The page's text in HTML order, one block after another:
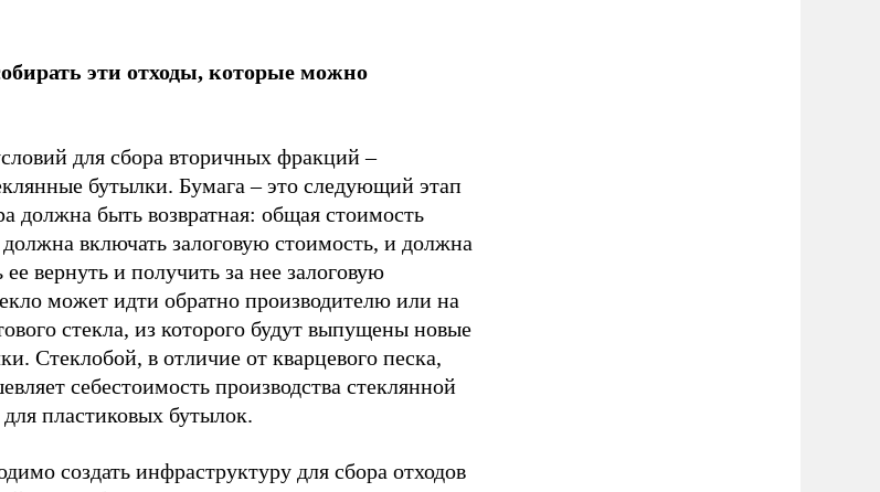
эти отходы, которые можно
для сбора вторичных фракций –
бутылки. Бумага – это следующий этап
должна быть возвратная: общая стоимость
должна включать залоговую стоимость, и должна
вернуть и получить за нее залоговую
может идти обратно производителю или на
стекла, из которого будут выпущены новые
Стеклобой, в отличие от кварцевого песка,
себестоимость производства стеклянной
пластиковых бутылок.
создать инфраструктуру для сбора отходов